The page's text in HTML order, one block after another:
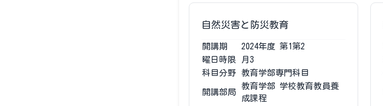
自然災害と防災教育
開講期 2024年度 第1第2
曜日時限
月3
科目分野
教育学部専門科目
開講部局
教育学部 学校教育教員養
成課程